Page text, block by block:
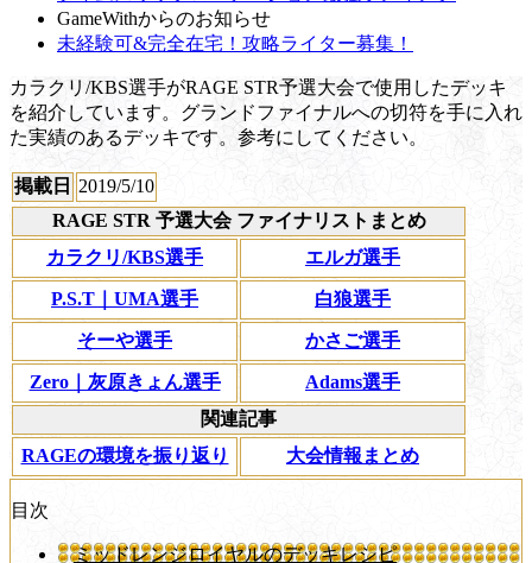
GameWithからのお知らせ
未経験可&完全在宅！攻略ライター募集！
カラクリ/KBS選手がRAGE STR予選大会で使用したデッキ
を紹介しています。グランドファイナルへの切符を手に入れ
た実績のあるデッキです。参考にしてください。
掲載日
2019/5/10
RAGE STR 予選大会 ファイナリストまとめ
カラクリ/KBS選手
エルガ選手
P.S.T｜UMA選手 白狼選手
そーや選手 かさご選手
Zero｜灰原きょん選手
Adams選手
関連記事
RAGEの環境を振り返り
大会情報まとめ
目次
ミッドレンジロイヤルのデッキレシピ